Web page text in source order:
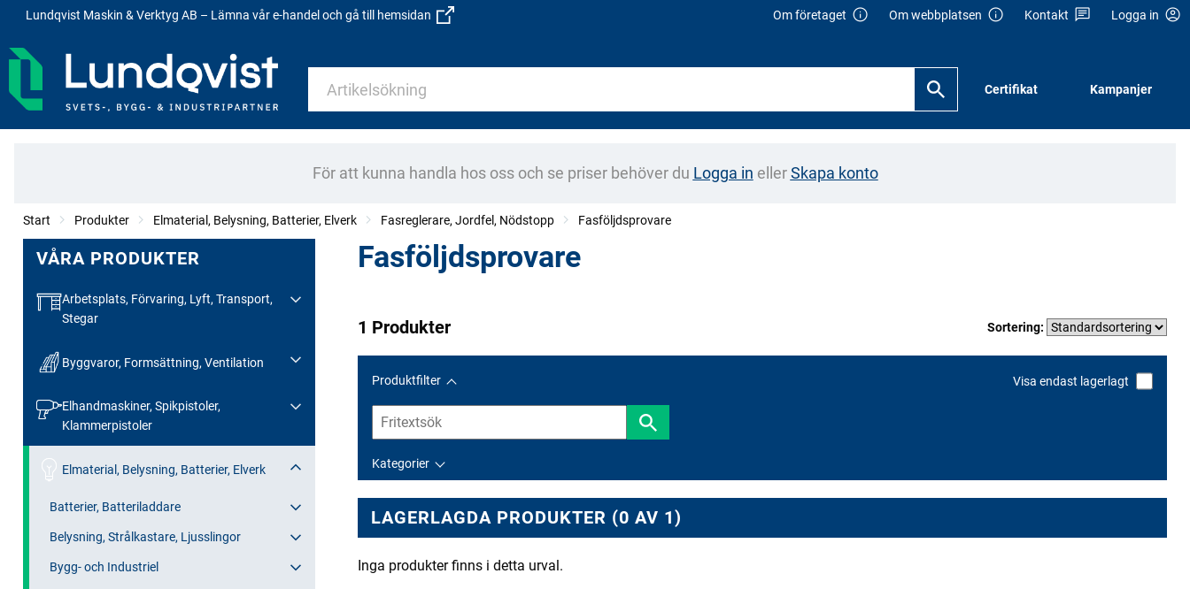
Lundqvist Maskin & Verktyg AB – Lämna vår e-handel och gå till hemsidan Om företaget Om webbplatsen Kontakt Logga in
Certifikat Kampanjer
För att kunna handla hos oss och se priser behöver du Logga in ellerSkapa konto
Start Produkter Elmaterial, Belysning, Batterier, Elverk Fasreglerare, Jordfel, Nödstopp Fasföljdsprovare
VÅRA PRODUKTER
Arbetsplats, Förvaring, Lyft, Transport,
Stegar
Byggvaror, Formsättning, Ventilation
Elhandmaskiner, Spikpistoler,
Klammerpistoler
Elmaterial, Belysning, Batterier, Elverk
Batterier, Batteriladdare
Belysning, Strålkastare, Ljusslingor
Bygg- och Industriel
Fasföljdsprovare
1 Produkter Sortering:
Produktfilter Visa endast lagerlagt
Kategorier
LAGERLAGDA PRODUKTER (0 AV 1)
Inga produkter finns i detta urval.